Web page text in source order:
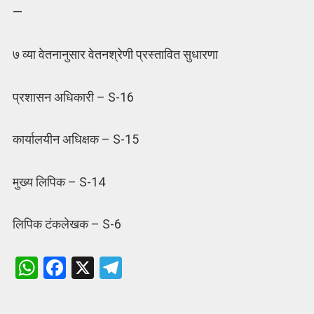
—
७ व्या वेतनानुसार वेतनश्रेणी प्रस्तावित सुधारणा
प्रशासन अधिकारी – S-16
कार्यालयीन अधिक्षक – S-15
मुख्य लिपिक – S-14
लिपिक टंकलेखक – S-6
W F X T